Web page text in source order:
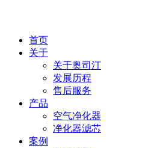
首页
关于
关于奥司汀
发展历程
售后服务
产品
空气净化器
净化器滤芯
案例